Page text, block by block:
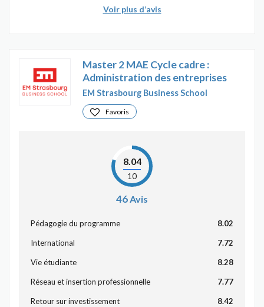
Voir plus d’avis
Master 2 MAE Cycle cadre :
Administration des entreprises
EM Strasbourg Business School
Favoris
8.04
10
46Avis
Pédagogie du programme 8.02
International 7.72
Vie étudiante 8.28
Réseau et insertion professionnelle 7.77
Retour sur investissement 8.42